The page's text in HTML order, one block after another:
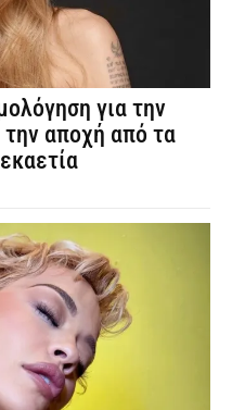
για την
αποχή από τα